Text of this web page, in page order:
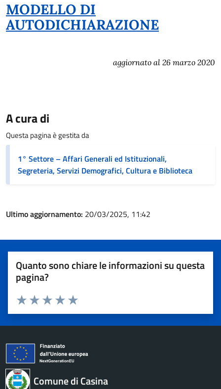
MODELLO DI
AUTODICHIARAZIONE
aggiornato al 26 marzo 2020
A cura di
Questa pagina è gestita da
1° Settore – Affari Generali ed Istituzionali,
Segreteria, Servizi Demografici, Cultura e Biblioteca
Ultimo aggiornamento: 20/03/2025, 11:42
Quanto sono chiare le informazioni su questa
pagina?
Valuta 5 stelle su 5
Valuta 4 stelle su 5
Valuta 3 stelle su 5
Valuta 2 stelle su 5
Valuta 1 stelle su 5
Comune di Casina